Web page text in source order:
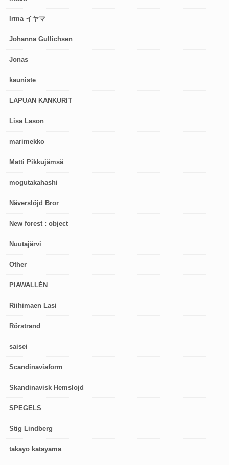
Irma イヤマ
Johanna Gullichsen
Jonas
kauniste
LAPUAN KANKURIT
Lisa Lason
marimekko
Matti Pikkujämsä
mogutakahashi
Näverslöjd Bror
New forest : object
Nuutajärvi
Other
PIAWALLÉN
Riihimaen Lasi
Rörstrand
saisei
Scandinaviaform
Skandinavisk Hemslojd
SPEGELS
Stig Lindberg
takayo katayama